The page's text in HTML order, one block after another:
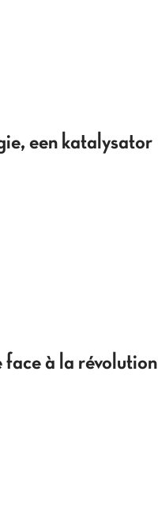
een katalysator
à la révolution